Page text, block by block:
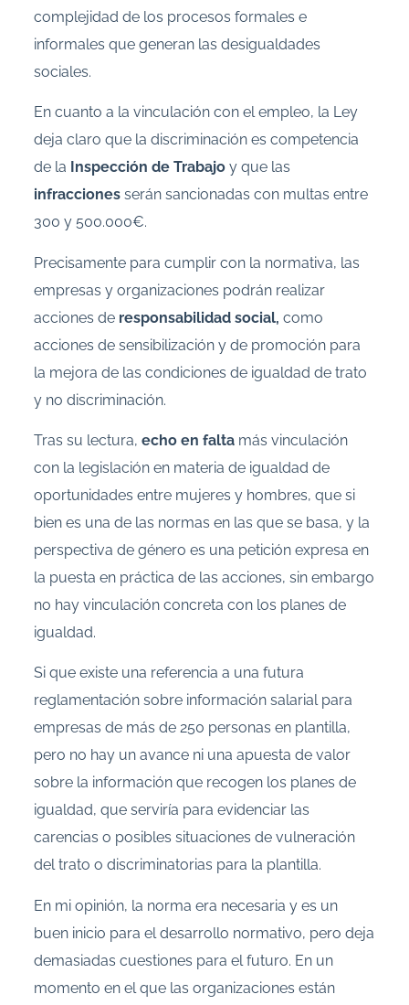
complejidad de los procesos formales e
informales que generan las desigualdades
sociales.
En cuanto a la vinculación con el empleo, la Ley
deja claro que la discriminación es competencia
de la Inspección de Trabajoy que las
infraccionesserán sancionadas con multas entre
300 y 500.000€.
Precisamente para cumplir con la normativa, las
empresas y organizaciones podrán realizar
acciones de responsabilidad social, como
acciones de sensibilización y de promoción para
la mejora de las condiciones de igualdad de trato
y no discriminación.
Tras su lectura, echo en faltamás vinculación
con la legislación en materia de igualdad de
oportunidades entre mujeres y hombres, que si
bien es una de las normas en las que se basa, y la
perspectiva de género es una petición expresa en
la puesta en práctica de las acciones, sin embargo
no hay vinculación concreta con los planes de
igualdad.
Si que existe una referencia a una futura
reglamentación sobre información salarial para
empresas de más de 250 personas en plantilla,
pero no hay un avance ni una apuesta de valor
sobre la información que recogen los planes de
igualdad, que serviría para evidenciar las
carencias o posibles situaciones de vulneración
del trato o discriminatorias para la plantilla.
En mi opinión, la norma era necesaria y es un
buen inicio para el desarrollo normativo, pero deja
demasiadas cuestiones para el futuro. En un
momento en el que las organizaciones están